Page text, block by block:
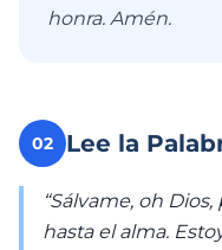
honra. Amén.
02 Lee la
“Sálvame, oh
hasta el alma.